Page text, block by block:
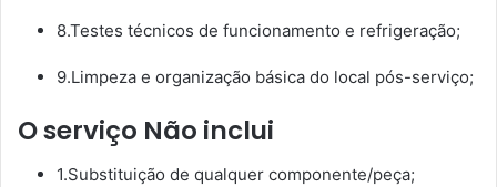
8.Testes técnicos de funcionamento e refrigeração;
9.Limpeza e organização básica do local pós-serviço;
O serviço Não inclui
1.Substituição de qualquer componente/peça;